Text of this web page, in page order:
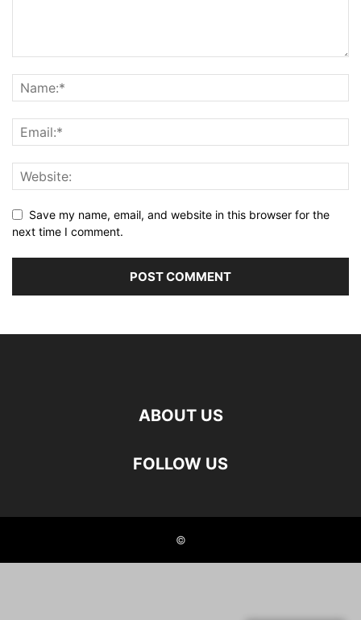
Save my name, email, and website in this browser for the
next time I comment.
ABOUT US
FOLLOW US
©